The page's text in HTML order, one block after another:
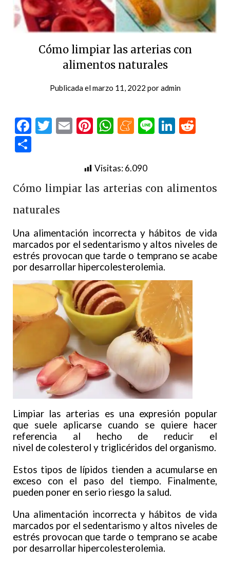
Cómo limpiar las arterias con
alimentos naturales
Publicada elmarzo 11, 2022 poradmin
Facebook
Twitter
EmailPinterest
WhatsApp
Meneame
Line
Visitas:6.090
Cómo limpiar las arterias con alimentos
naturales
Una alimentación incorrecta y hábitos de vida
marcados por el sedentarismo y altos niveles de
estrés provocan que tarde o temprano se acabe
por desarrollar hipercolesterolemia.
Limpiar las arterias es una expresión popular
que suele aplicarse cuando se quiere hacer
referencia al hecho de reducir el
nivel de colesterol y triglicéridos del organismo.
Estos tipos de lípidos tienden a acumularse en
exceso con el paso del tiempo. Finalmente,
pueden poner en serio riesgo la salud.
Una alimentación incorrecta y hábitos de vida
marcados por el sedentarismo y altos niveles de
estrés provocan que tarde o temprano se acabe
por desarrollar hipercolesterolemia.